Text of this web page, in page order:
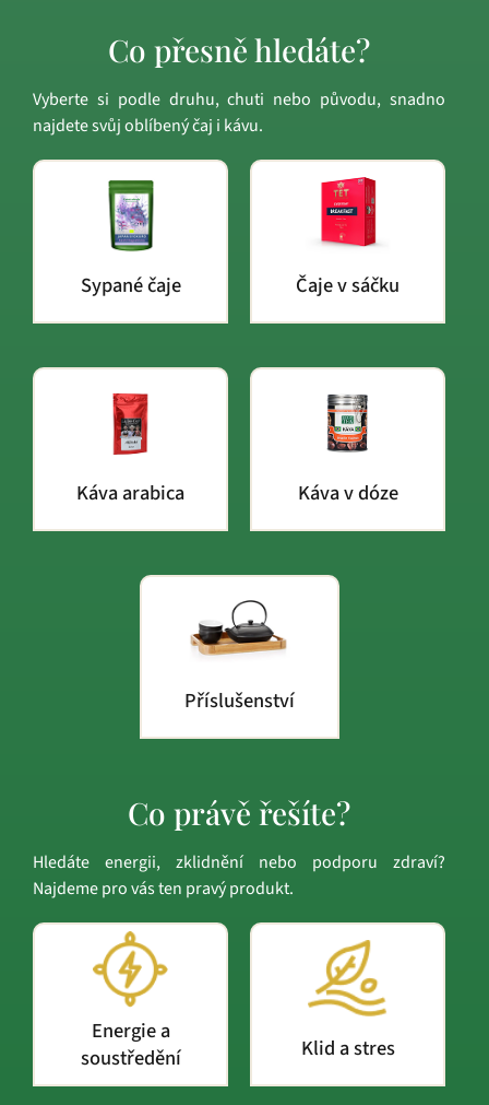
Co přesně hledáte?
Vyberte si podle druhu, chuti nebo původu, snadno
najdete svůj oblíbený čaj i kávu.
Sypané čaje Čaje v sáčku
Káva arabica Káva v dóze
Příslušenství
Co právě řešíte?
Hledáte energii, zklidnění nebo podporu zdraví?
Najdeme pro vás ten pravý produkt.
Energie a
soustředění
Klid a stres